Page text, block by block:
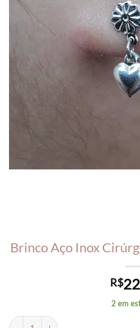
Brinco Aço Inox
R$
2 em
Brinco Aço Inox Cirúrgico Flor